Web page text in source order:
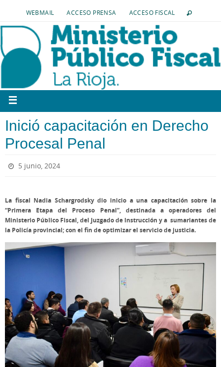
WEBMAIL ACCESO PRENSA ACCESO FISCAL
Inició capacitación en Derecho
Procesal Penal
5 junio, 2024
La fiscal Nadia Schargrodsky dio inicio a una capacitación sobre la
“Primera Etapa del Proceso Penal”, destinada a operadores del
Ministerio Público Fiscal, del Juzgado de Instrucción y a sumariantes de
la Policía provincial; con el fin de optimizar el servicio de justicia.